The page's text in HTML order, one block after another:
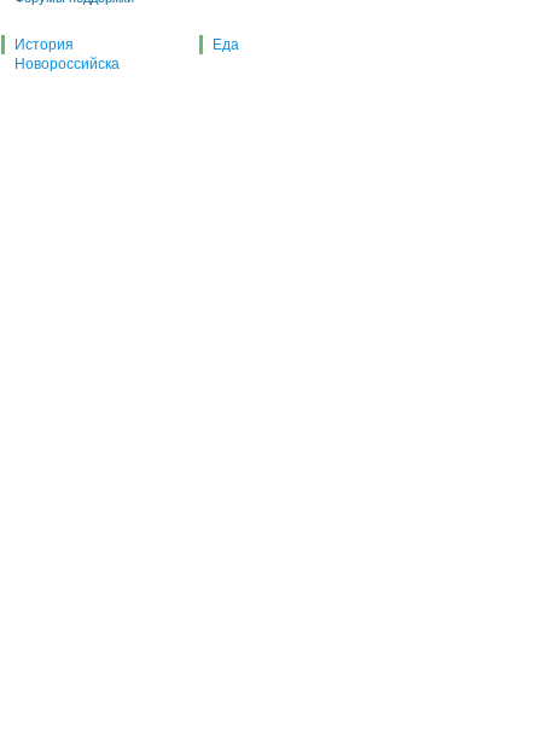
История
Новороссийска
Еда